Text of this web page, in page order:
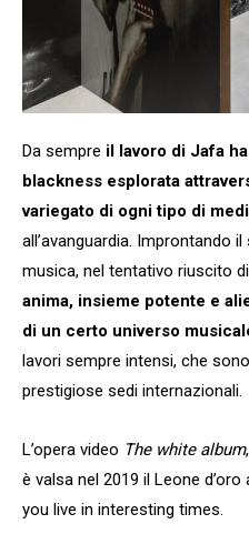
Da sempre il lavoro di Jafa
blackness esplorata
variegato di ogni tipo di
all’avanguardia. Improntando
musica, nel tentativo riuscito
anima, insieme potente e
di un certo universo
lavori sempre intensi, che
prestigiose sedi internazionali.
L’opera video The white album
è valsa nel 2019 il Leone
you live in interesting times.